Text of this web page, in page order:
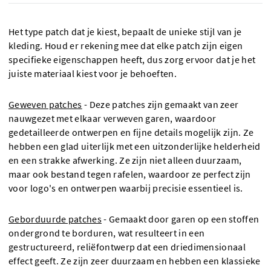
Het type patch dat je kiest, bepaalt de unieke stijl van je
kleding. Houd er rekening mee dat elke patch zijn eigen
specifieke eigenschappen heeft, dus zorg ervoor dat je het
juiste materiaal kiest voor je behoeften.
Geweven patches - Deze patches zijn gemaakt van zeer
nauwgezet met elkaar verweven garen, waardoor
gedetailleerde ontwerpen en fijne details mogelijk zijn. Ze
hebben een glad uiterlijk met een uitzonderlijke helderheid
en een strakke afwerking. Ze zijn niet alleen duurzaam,
maar ook bestand tegen rafelen, waardoor ze perfect zijn
voor logo's en ontwerpen waarbij precisie essentieel is.
Geborduurde patches- Gemaakt door garen op een stoffen
ondergrond te borduren, wat resulteert in een
gestructureerd, reliëfontwerp dat een driedimensionaal
effect geeft. Ze zijn zeer duurzaam en hebben een klassieke